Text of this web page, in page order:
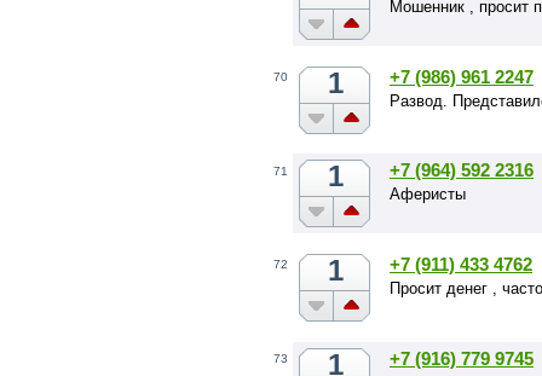
Мошенник , просит
70 1 +7 (986) 961 2247
Развод.
71 1 +7 (964) 592 2316
Аферисты
72 1 +7 (911) 433 4762
Просит денег ,
73 1 +7 (916) 779 9745